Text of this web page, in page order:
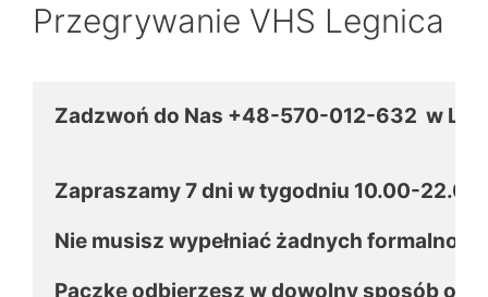
Przegrywanie VHS Legnica
Zadzwoń do Nas +48-570-012-632  w
Zapraszamy 7 dni w tygodniu 10.00-22.00
Nie musisz wypełniać żadnych
Paczkę odbierzesz w dowolny sposób